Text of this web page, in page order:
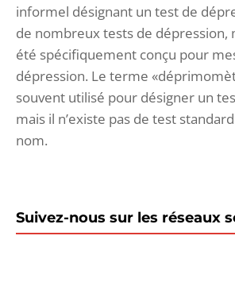
informel désignant un test de
de nombreux tests de dépression,
été spécifiquement conçu pour
dépression. Le terme
souvent utilisé pour désigner un
mais il n’existe pas de test
nom.
Suivez-nous sur les réseaux